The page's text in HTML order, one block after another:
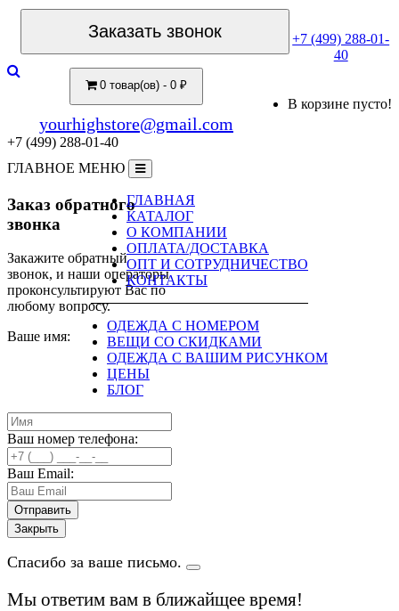
Заказать звонок
+7 (499) 288-01-
40
0 товар(ов) - 0 ₽
В корзине пусто!
yourhighstore@gmail.com
+7 (499) 288-01-40
ГЛАВНОЕ МЕНЮ
ГЛАВНАЯ
КАТАЛОГ
О КОМПАНИИ
ОПЛАТА/ДОСТАВКА
ОПТ И СОТРУДНИЧЕСТВО
КОНТАКТЫ
ОДЕЖДА С НОМЕРОМ
ВЕЩИ СО СКИДКАМИ
ОДЕЖДА С ВАШИМ РИСУНКОМ
ЦЕНЫ
БЛОГ
Заказ обратного
звонка
Закажите обратный
звонок, и наши операторы
проконсультируют Вас по
любому вопросу.
Ваше имя:
Ваш номер телефона:
Ваш Email:
Закрыть
Спасибо за ваше письмо.
Мы ответим вам в ближайщее время!